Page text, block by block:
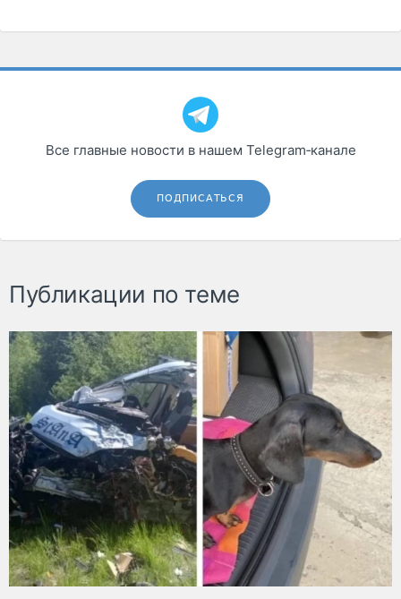
Все главные новости в нашем Telegram‑канале
ПОДПИСАТЬСЯ
Публикации по теме